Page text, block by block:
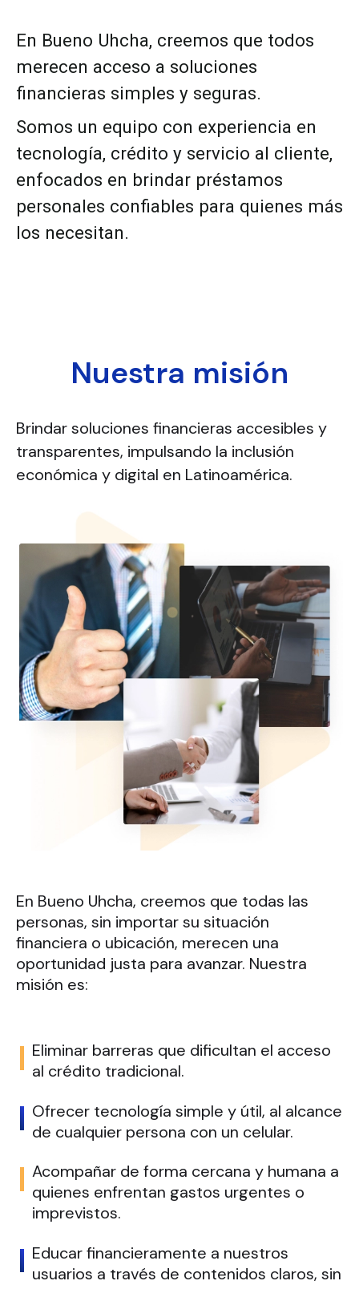
En Bueno Uhcha, creemos que todos
merecen acceso a soluciones
financieras simples y seguras.
Somos un equipo con experiencia en
tecnología, crédito y servicio al cliente,
enfocados en brindar préstamos
personales confiables para quienes más
los necesitan.
Nuestra misión
Brindar soluciones financieras accesibles y
transparentes, impulsando la inclusión
económica y digital en Latinoamérica.
En Bueno Uhcha, creemos que todas las
personas, sin importar su situación
financiera o ubicación, merecen una
oportunidad justa para avanzar. Nuestra
misión es:
Eliminar barreras que dificultan el acceso
al crédito tradicional.
Ofrecer tecnología simple y útil, al alcance
de cualquier persona con un celular.
Acompañar de forma cercana y humana a
quienes enfrentan gastos urgentes o
imprevistos.
Educar financieramente a nuestros
usuarios a través de contenidos claros, sin